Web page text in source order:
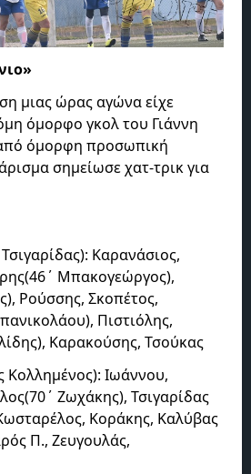
μιας ώρας αγώνα είχε
όμορφο γκολ του Γιάννη
όμορφη προσωπική
σημείωσε χατ-τρικ για
Καρανάσιος,
Μπακογεώργος),
Ρούσσης, Σκοπέτος,
Πιστιόλης,
Καρακούσης, Τσούκας
Κολλημένος): Ιωάννου,
Ζωχάκης), Τσιγαρίδας
Κοράκης, Καλύβας
Π., Ζευγουλάς,